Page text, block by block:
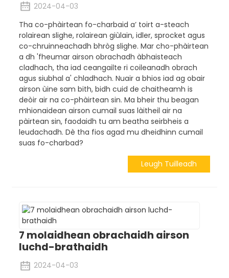
2024-04-03
Tha co-phàirtean fo-charbaid a’ toirt a-steach
rolairean slighe, rolairean giùlain, idler, sprocket agus
co-chruinneachadh bhròg slighe. Mar cho-phàirtean
a dh 'fheumar airson obrachadh àbhaisteach
cladhach, tha iad ceangailte ri coileanadh obrach
agus siubhal a' chladhach. Nuair a bhios iad ag obair
airson ùine sam bith, bidh cuid de chaitheamh is
deòir air na co-phàirtean sin. Ma bheir thu beagan
mhionaidean airson cumail suas làitheil air na
pàirtean sin, faodaidh tu am beatha seirbheis a
leudachadh. Dè tha fios agad mu dheidhinn cumail
suas fo-charbad?
Leugh Tuilleadh
7 molaidhean obrachaidh airson
luchd-brathaidh
2024-04-03